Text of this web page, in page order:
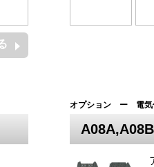
オプション ー 電気